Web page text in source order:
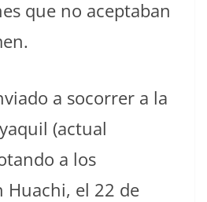
que no aceptaban
a socorrer a la
(actual
a los
Huachi, el 22 de